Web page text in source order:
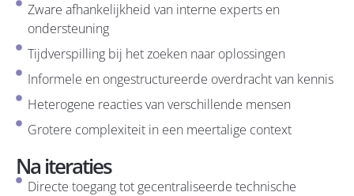
Zware afhankelijkheid van interne experts en
ondersteuning
Tijdverspilling bij het zoeken naar oplossingen
Informele en ongestructureerde overdracht van kennis
Heterogene reacties van verschillende mensen
Grotere complexiteit in een meertalige context
Na iteraties
Directe toegang tot gecentraliseerde technische